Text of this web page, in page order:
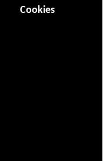
Cookies
conocida
The Carolyn Warmus
de Mary Ann Carlin